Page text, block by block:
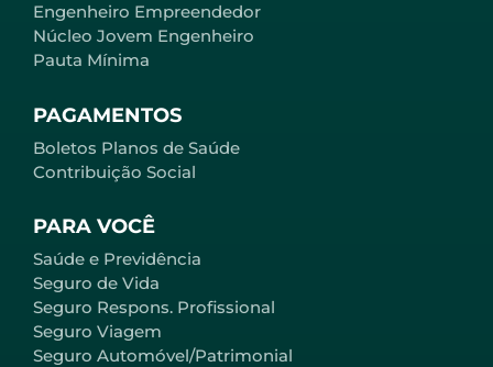
PARA VOCÊ
Saúde e Previdência
Seguro de Vida
Seguro Respons. Profissional
Seguro Viagem
Seguro Automóvel/Patrimonial
Engenheiro Empreendedor
Núcleo Jovem Engenheiro
Pauta Mínima
PAGAMENTOS
Boletos Planos de Saúde
Contribuição Social